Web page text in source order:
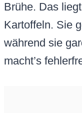
Brühe. Das
Kartoffeln. Sie
während sie
macht’s